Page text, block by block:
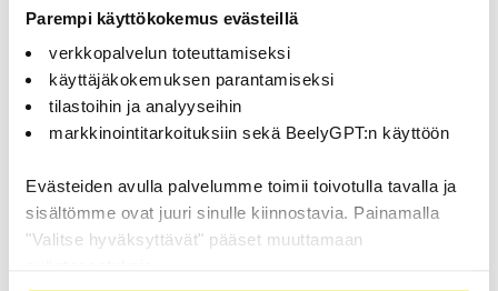
Parempi käyttökokemus evästeillä
verkkopalvelun toteuttamiseksi
käyttäjäkokemuksen parantamiseksi
tilastoihin ja analyyseihin
markkinointitarkoituksiin sekä BeelyGPT:n käyttöön
Evästeiden avulla palvelumme toimii toivotulla tavalla ja
sisältömme ovat juuri sinulle kiinnostavia. Painamalla
"Valitse hyväksyttävät" pääset muuttamaan